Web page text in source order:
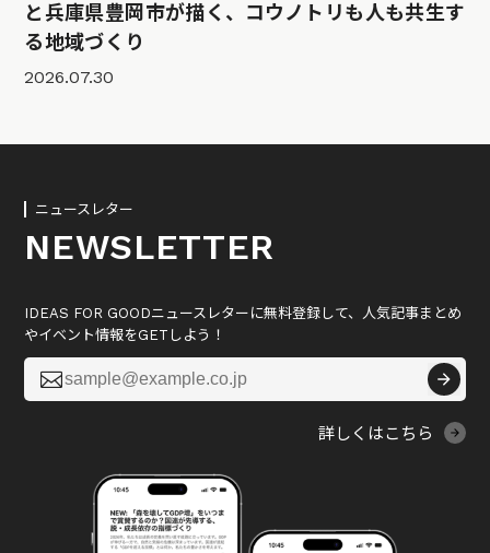
と兵庫県豊岡市が描く、コウノトリも人も共生す
る地域づくり
2026.07.30
ニュースレター
NEWSLETTER
IDEAS FOR GOODニュースレターに無料登録して、人気記事まとめ
やイベント情報をGETしよう！

詳しくはこちら